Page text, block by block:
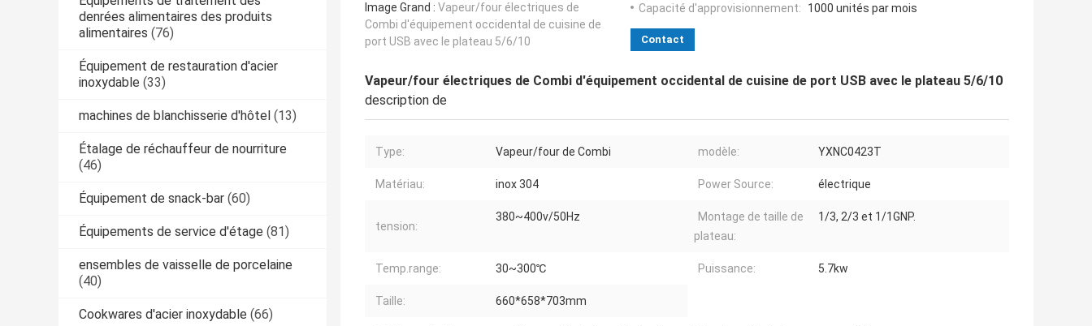
denrées alimentaires des produits
alimentaires (76)
Équipement de restauration d'acier
inoxydable (33)
machines de blanchisserie d'hôtel (13)
Étalage de réchauffeur de nourriture
(46)
Équipement de snack-bar (60)
Équipements de service d'étage (81)
ensembles de vaisselle de porcelaine
(40)
Cookwares d'acier inoxydable (66)
Image Grand : Vapeur/four électriques de
Combi d'équipement occidental de cuisine de
port USB avec le plateau 5/6/10
Capacité d'approvisionnement:
1000 unités par mois
Contact
Vapeur/four électriques de Combi d'équipement occidental de cuisine de port USB avec le plateau 5/6/10
description de
Type: Vapeur/four de Combi modèle: YXNC0423T
Matériau: inox 304 Power Source: électrique
tension:
380~400v/50Hz
Montage de taille de
plateau:
1/3, 2/3 et 1/1GNP.
Temp.range: 30~300℃ Puissance: 5.7kw
Taille: 660*658*703mm